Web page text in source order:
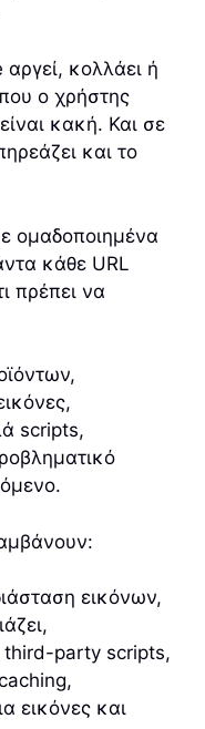
κολλάει ή
ο χρήστης
κακή. Και σε
και το
ομαδοποιημένα
κάθε URL
πρέπει να
scripts,
εικόνων,
third-party scripts,
εικόνες και